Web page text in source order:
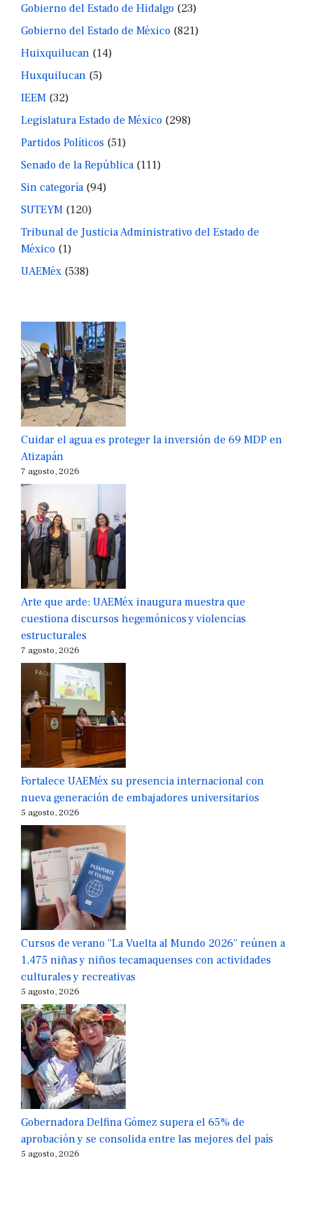
Gobierno del Estado de Hidalgo (23)
Gobierno del Estado de México (821)
Huixquilucan (14)
Huxquilucan (5)
IEEM (32)
Legislatura Estado de México (298)
Partidos Políticos (51)
Senado de la República(111)
Sin categoría(94)
SUTEYM (120)
Tribunal de Justicia Administrativo del Estado de
México (1)
UAEMéx (538)
Cuidar el agua es proteger la inversión de 69 MDP en
Atizapán
7 agosto, 2026
Arte que arde: UAEMéx inaugura muestra que
cuestiona discursos hegemónicos y violencias
estructurales
7 agosto, 2026
Fortalece UAEMéx su presencia internacional con
nueva generación de embajadores universitarios
5 agosto, 2026
Cursos de verano “La Vuelta al Mundo 2026” reúnen a
1,475 niñas y niños tecamaquenses con actividades
culturales y recreativas
5 agosto, 2026
Gobernadora Delfina Gómez supera el 65% de
aprobación y se consolida entre las mejores del país
5 agosto, 2026